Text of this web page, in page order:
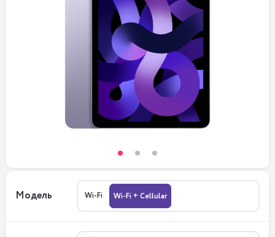
Модель Wi-Fi Wi-Fi + Cellular